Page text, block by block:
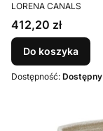
PRODUCENT
LORENA CANALS
Cena
412,20 zł
Do koszyka
Dostępność: Dostępny